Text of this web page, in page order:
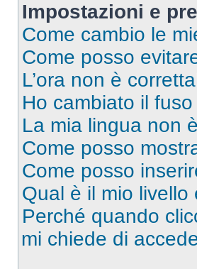
Impostazioni e
Come cambio le
Come posso
L’ora non è
Ho cambiato il
La mia lingua non
Come posso
Come posso
Qual è il mio
Perché quando
mi chiede di